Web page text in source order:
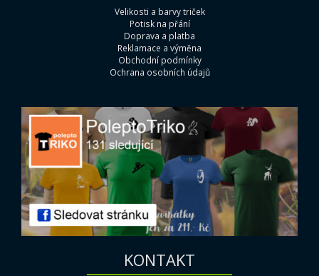
Velikosti a barvy triček
Potisk na přání
Doprava a platba
Reklamace a výměna
Obchodní podmínky
Ochrana osobních údajů
KONTAKT